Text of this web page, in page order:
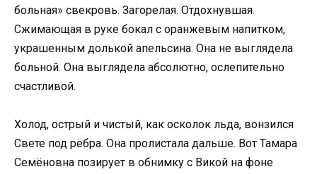
больная» свекровь. Загорелая. Отдохнувшая.
Сжимающая в руке бокал с оранжевым напитком,
украшенным долькой апельсина. Она не выглядела
больной. Она выглядела абсолютно, ослепительно
счастливой.
Холод, острый и чистый, как осколок льда, вонзился
Свете под рёбра. Она пролистала дальше. Вот Тамара
Семёновна позирует в обнимку с Викой на фоне